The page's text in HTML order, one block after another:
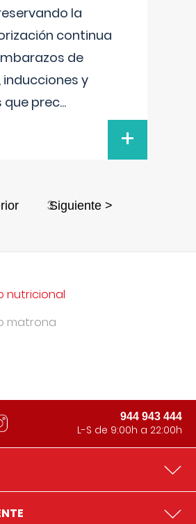
la
continua
de
inducciones y
que prec...
+
3Siguiente >
nutricional
matrona
944 943 444
L-S de 9:00h a 22:00h